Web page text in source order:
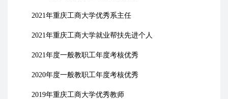
2021年重庆工商大学优秀系主任
2021年重庆工商大学就业帮扶先进个人
2021年度一般教职工年度考核优秀
2020年度一般教职工年度考核优秀
2019年重庆工商大学优秀教师